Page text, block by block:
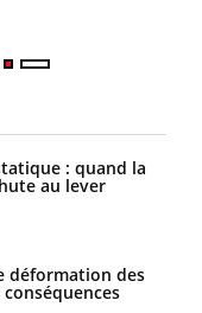
: quand la
au lever
déformation des